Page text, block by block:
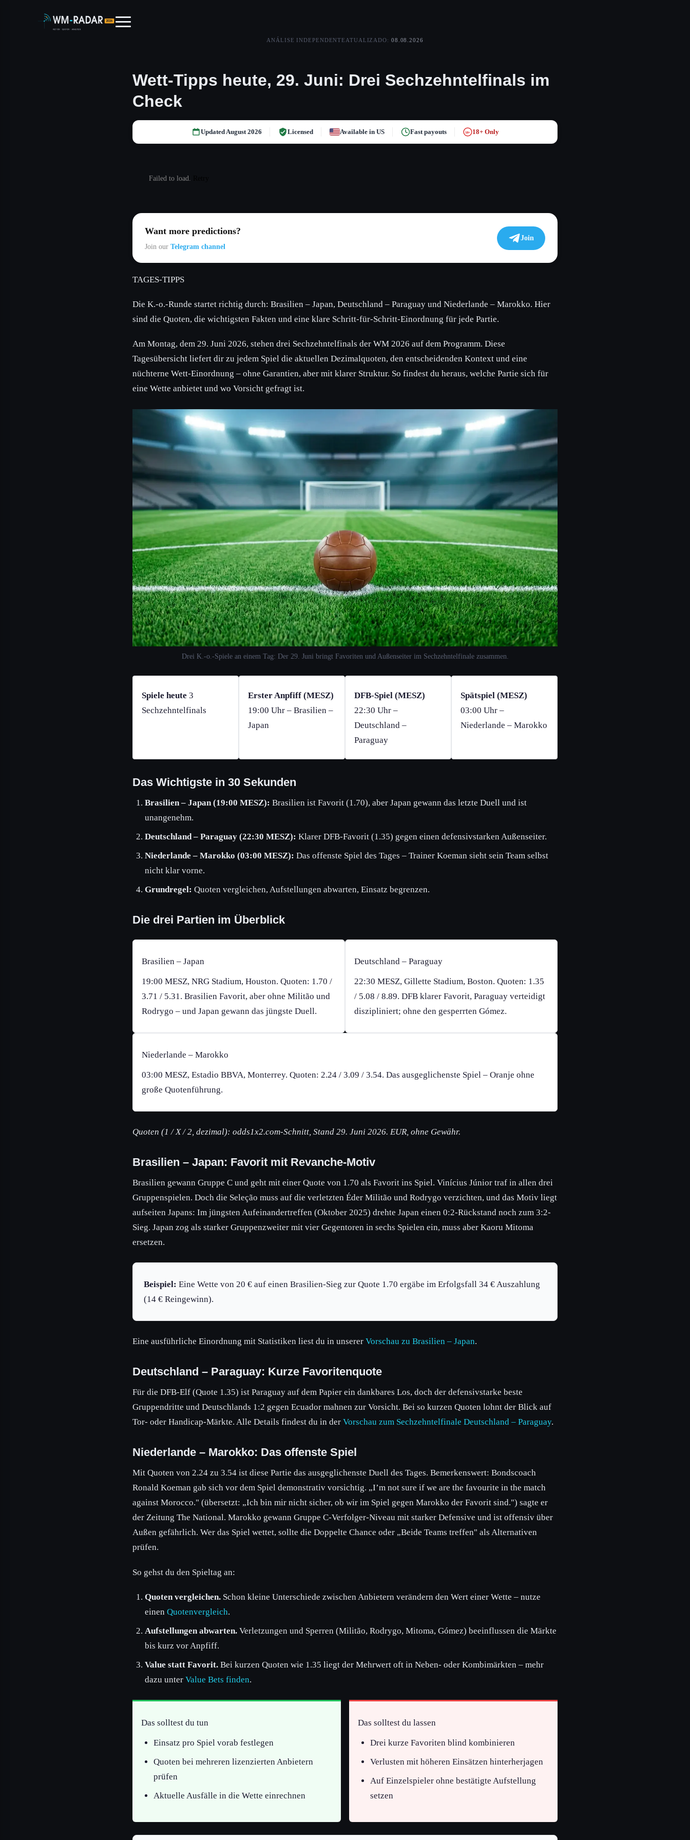
ANÁLISE INDEPENDENTE ATUALIZADO: 08.08.2026
Wett-Tipps heute, 29. Juni: Drei Sechzehntelfinals im
Check
Updated August 2026 Licensed Available in US Fast payouts 18+ 18+ Only
Failed to load.
Want more predictions?
Join our Telegram channel
Join
TAGES-TIPPS
Die K.-o.-Runde startet richtig durch: Brasilien – Japan, Deutschland – Paraguay und Niederlande – Marokko. Hier
sind die Quoten, die wichtigsten Fakten und eine klare Schritt-für-Schritt-Einordnung für jede Partie.
Am Montag, dem 29. Juni 2026, stehen drei Sechzehntelfinals der WM 2026 auf dem Programm. Diese
Tagesübersicht liefert dir zu jedem Spiel die aktuellen Dezimalquoten, den entscheidenden Kontext und eine
nüchterne Wett-Einordnung – ohne Garantien, aber mit klarer Struktur. So findest du heraus, welche Partie sich für
eine Wette anbietet und wo Vorsicht gefragt ist.
Drei K.-o.-Spiele an einem Tag: Der 29. Juni bringt Favoriten und Außenseiter im Sechzehntelfinale zusammen.
Spiele heute 3
Sechzehntelfinals
Erster Anpfiff (MESZ)
19:00 Uhr – Brasilien –
Japan
DFB-Spiel (MESZ)
22:30 Uhr –
Deutschland –
Paraguay
Spätspiel (MESZ)
03:00 Uhr –
Niederlande – Marokko
Das Wichtigste in 30 Sekunden
Brasilien – Japan (19:00 MESZ): Brasilien ist Favorit (1.70), aber Japan gewann das letzte Duell und ist
unangenehm.
Deutschland – Paraguay (22:30 MESZ): Klarer DFB-Favorit (1.35) gegen einen defensivstarken Außenseiter.
Niederlande – Marokko (03:00 MESZ): Das offenste Spiel des Tages – Trainer Koeman sieht sein Team selbst
nicht klar vorne.
Grundregel: Quoten vergleichen, Aufstellungen abwarten, Einsatz begrenzen.
Die drei Partien im Überblick
Brasilien – Japan
19:00 MESZ, NRG Stadium, Houston. Quoten: 1.70 /
3.71 / 5.31. Brasilien Favorit, aber ohne Militão und
Rodrygo – und Japan gewann das jüngste Duell.
Deutschland – Paraguay
22:30 MESZ, Gillette Stadium, Boston. Quoten: 1.35
/ 5.08 / 8.89. DFB klarer Favorit, Paraguay verteidigt
diszipliniert; ohne den gesperrten Gómez.
Niederlande – Marokko
03:00 MESZ, Estadio BBVA, Monterrey. Quoten: 2.24 / 3.09 / 3.54. Das ausgeglichenste Spiel – Oranje ohne
große Quotenführung.
Quoten (1 / X / 2, dezimal): odds1x2.com-Schnitt, Stand 29. Juni 2026. EUR, ohne Gewähr.
Brasilien – Japan: Favorit mit Revanche-Motiv
Brasilien gewann Gruppe C und geht mit einer Quote von 1.70 als Favorit ins Spiel. Vinícius Júnior traf in allen drei
Gruppenspielen. Doch die Seleção muss auf die verletzten Éder Militão und Rodrygo verzichten, und das Motiv liegt
aufseiten Japans: Im jüngsten Aufeinandertreffen (Oktober 2025) drehte Japan einen 0:2-Rückstand noch zum 3:2-
Sieg. Japan zog als starker Gruppenzweiter mit vier Gegentoren in sechs Spielen ein, muss aber Kaoru Mitoma
ersetzen.
Beispiel: Eine Wette von 20 € auf einen Brasilien-Sieg zur Quote 1.70 ergäbe im Erfolgsfall 34 € Auszahlung
(14 € Reingewinn).
Eine ausführliche Einordnung mit Statistiken liest du in unserer Vorschau zu Brasilien – Japan.
Deutschland – Paraguay: Kurze Favoritenquote
Für die DFB-Elf (Quote 1.35) ist Paraguay auf dem Papier ein dankbares Los, doch der defensivstarke beste
Gruppendritte und Deutschlands 1:2 gegen Ecuador mahnen zur Vorsicht. Bei so kurzen Quoten lohnt der Blick auf
Tor- oder Handicap-Märkte. Alle Details findest du in der Vorschau zum Sechzehntelfinale Deutschland – Paraguay.
Niederlande – Marokko: Das offenste Spiel
Mit Quoten von 2.24 zu 3.54 ist diese Partie das ausgeglichenste Duell des Tages. Bemerkenswert: Bondscoach
Ronald Koeman gab sich vor dem Spiel demonstrativ vorsichtig. „I’m not sure if we are the favourite in the match
against Morocco." (übersetzt: „Ich bin mir nicht sicher, ob wir im Spiel gegen Marokko der Favorit sind.") sagte er
der Zeitung The National. Marokko gewann Gruppe C-Verfolger-Niveau mit starker Defensive und ist offensiv über
Außen gefährlich. Wer das Spiel wettet, sollte die Doppelte Chance oder „Beide Teams treffen" als Alternativen
prüfen.
So gehst du den Spieltag an:
Quoten vergleichen. Schon kleine Unterschiede zwischen Anbietern verändern den Wert einer Wette – nutze
einen Quotenvergleich.
Aufstellungen abwarten. Verletzungen und Sperren (Militão, Rodrygo, Mitoma, Gómez) beeinflussen die Märkte
bis kurz vor Anpfiff.
Value statt Favorit. Bei kurzen Quoten wie 1.35 liegt der Mehrwert oft in Neben- oder Kombimärkten – mehr
dazu unter Value Bets finden.
Das solltest du tun
Einsatz pro Spiel vorab festlegen
Quoten bei mehreren lizenzierten Anbietern
prüfen
Aktuelle Ausfälle in die Wette einrechnen
Das solltest du lassen
Drei kurze Favoriten blind kombinieren
Verlusten mit höheren Einsätzen hinterherjagen
Auf Einzelspieler ohne bestätigte Aufstellung
setzen